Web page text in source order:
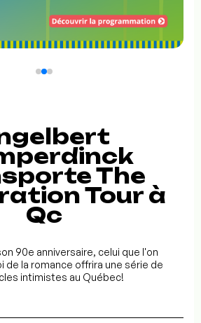
The
Tour à
Qc
90e anniversaire, celui que l'on
de la romance offrira une série de
intimistes au Québec!